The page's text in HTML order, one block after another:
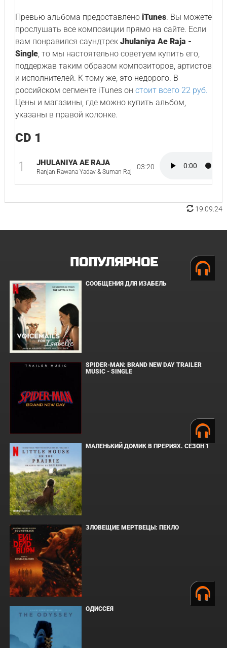
Превью альбома предоставлено iTunes. Вы можете
прослушать все композиции прямо на сайте. Если
вам понравился саундтрек Jhulaniya Ae Raja -
Single, то мы настоятельно советуем купить его,
поддержав таким образом композиторов, артистов
и исполнителей. К тому же, это недорого. В
российском сегменте iTunes он стоит всего 22 руб.
Цены и магазины, где можно купить альбом,
указаны в правой колонке.
CD 1
1 JHULANIYA AE RAJA
Ranjan Rawana Yadav & Suman Raj
03:20
19.09.24
ПОПУЛЯРНОЕ
СООБЩЕНИЯ ДЛЯ ИЗАБЕЛЬ
SPIDER-MAN: BRAND NEW DAY TRAILER
MUSIC - SINGLE
МАЛЕНЬКИЙ ДОМИК В ПРЕРИЯХ. СЕЗОН 1
ЗЛОВЕЩИЕ МЕРТВЕЦЫ: ПЕКЛО
ОДИССЕЯ